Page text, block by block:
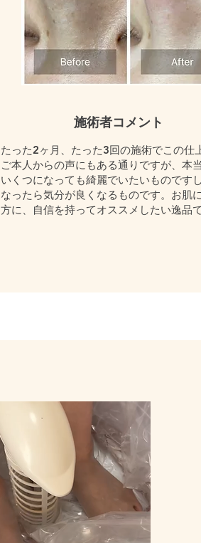
​施術者コメント
たった2ヶ月、たった3回の施術でこの仕
ご本人からの声にもある通りですが、本
いくつになっても綺麗でいたいものです
なったら気分が良くなるものです。お肌
方に、自信を持ってオススメしたい逸品で